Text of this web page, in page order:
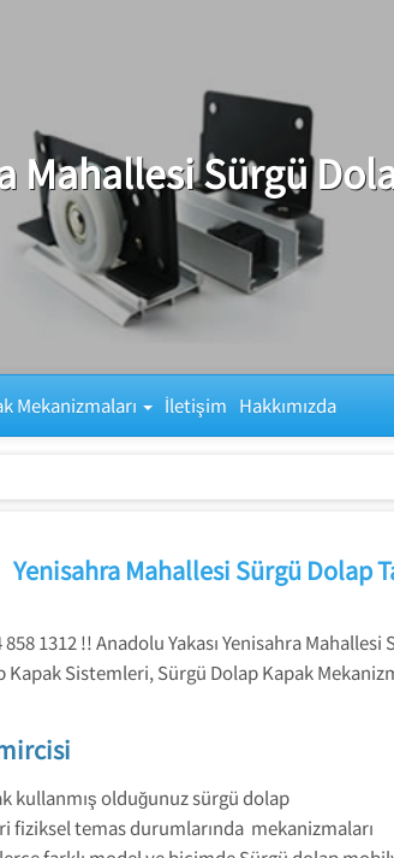
Mahallesi Sürgü
Mekanizmaları İletişim Hakkımızda
Yenisahra Mahallesi Sürgü Dolap
1312 !! Anadolu Yakası Yenisahra
Sistemleri, Sürgü Dolap Kapak
kullanmış olduğunuz sürgü dolap
fiziksel temas durumlarında mekanizmaları